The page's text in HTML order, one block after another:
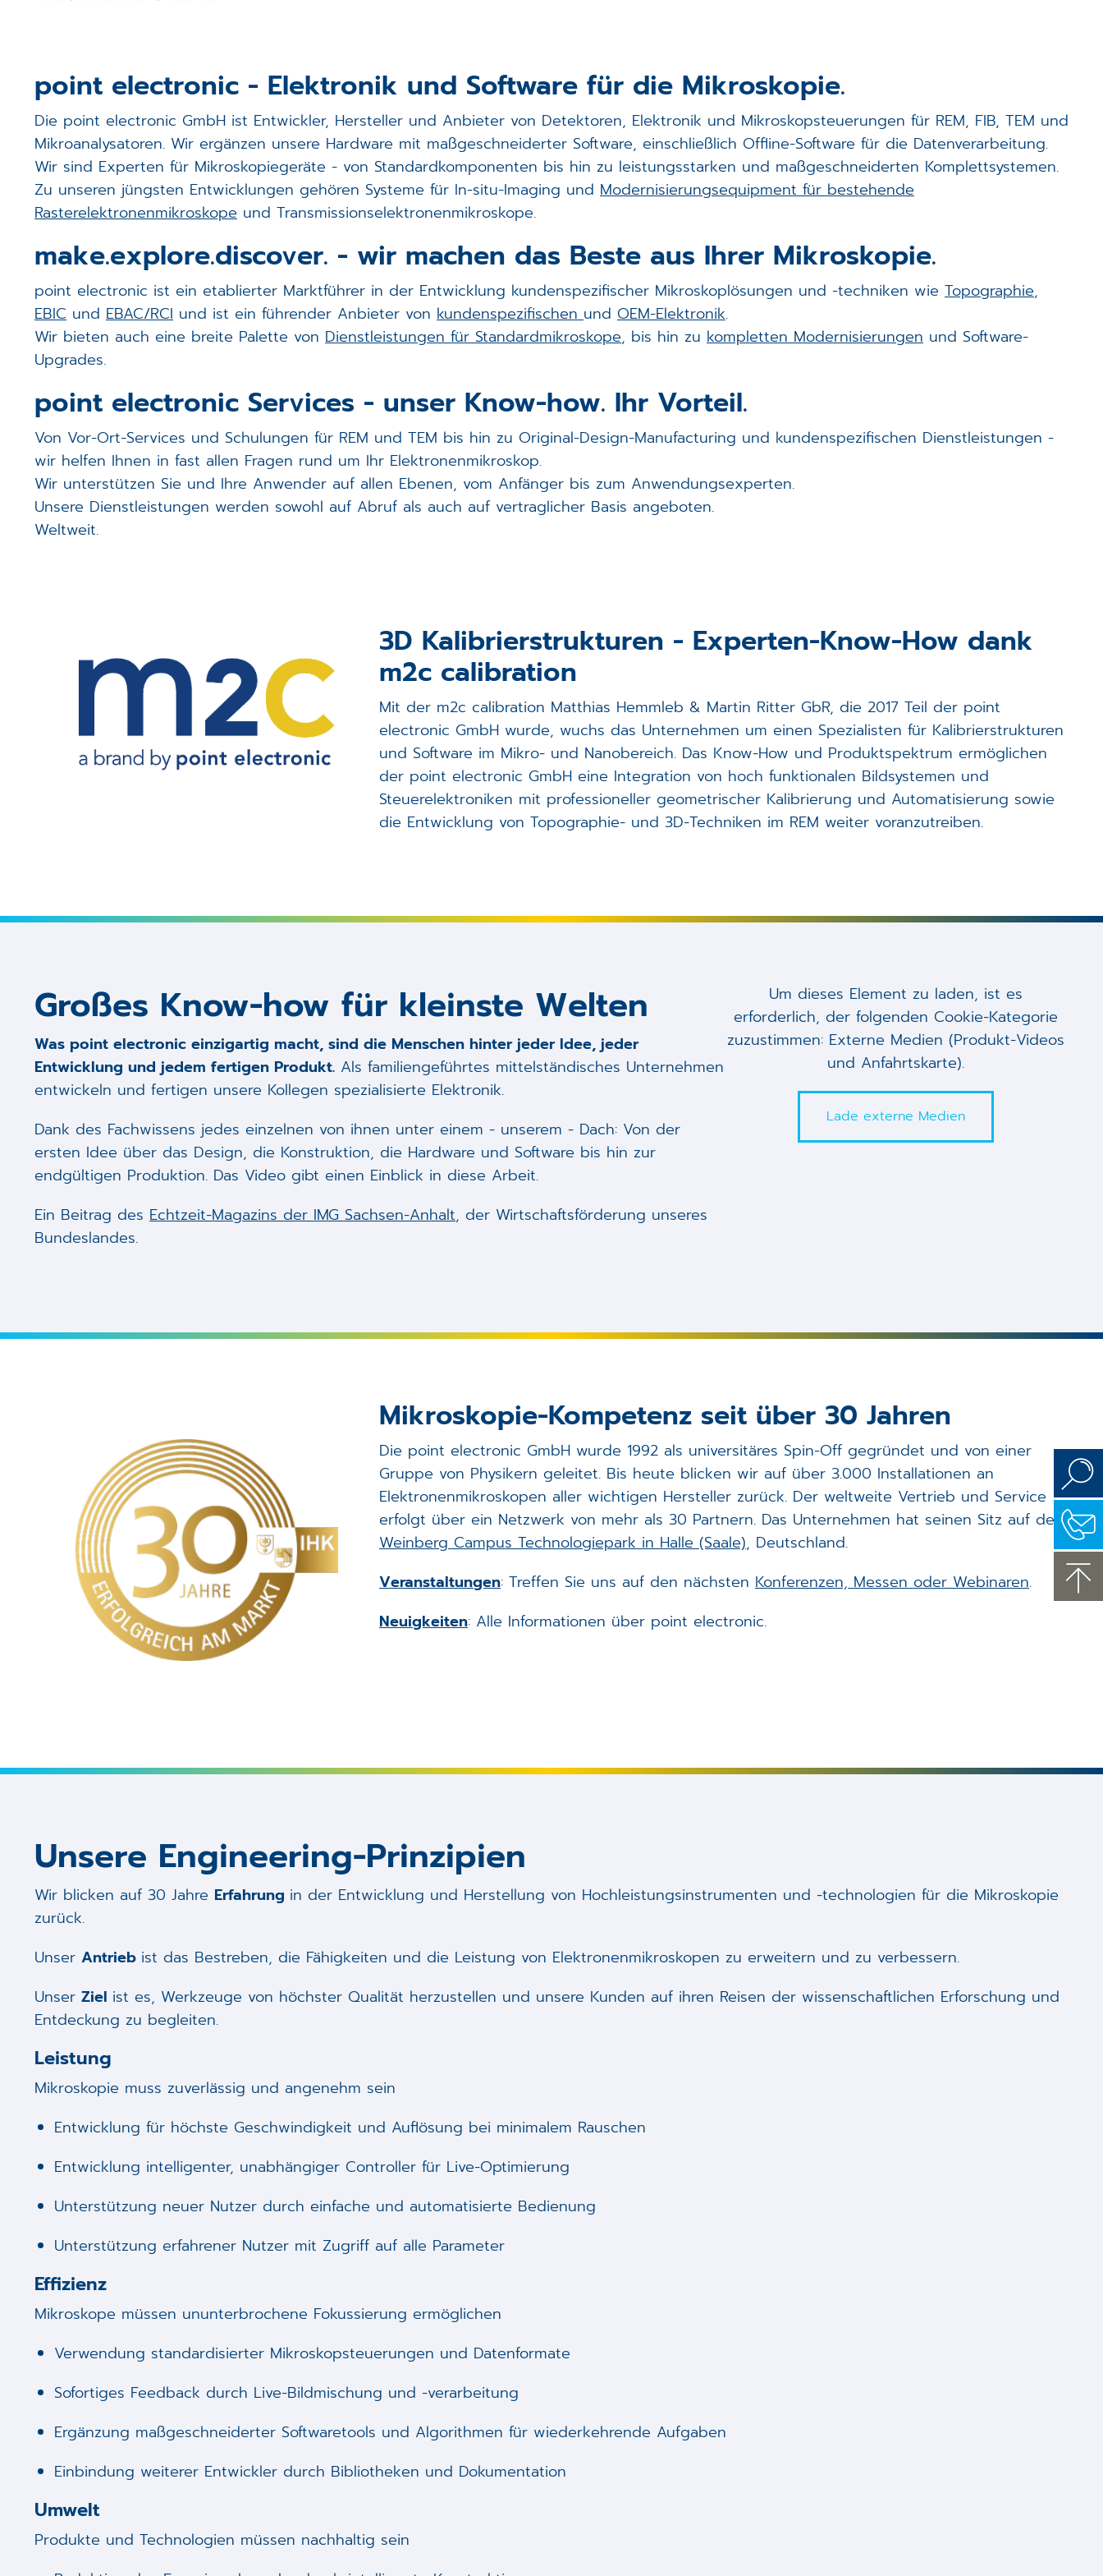
STEM Counting
Digitale Signal­verarbeitung
Magnetfelddämpfung (Spicer Consulting)
Detektoren (Bruker)
Kunden-spezifische Elektroniken
Trackball Panel
DISS6 REM Scan Controller
Stage Controller
Vakuum Controller
External Trigger Interface (ETI)
EFA Controller
TEM Scan Controller - redirect
Software DISS6
SampleNav
microDIP
microCal
microShape
Downloads
Förderprojekte
point electronic - Elektronik und Software für die Mikroskopie.
Die point electronic GmbH ist Entwickler, Hersteller und Anbieter von Detektoren, Elektronik und Mikroskopsteuerungen für REM, FIB, TEM und
Mikroanalysatoren. Wir ergänzen unsere Hardware mit maßgeschneiderter Software, einschließlich Offline-Software für die Datenverarbeitung.
Wir sind Experten für Mikroskopiegeräte - von Standardkomponenten bis hin zu leistungsstarken und maßgeschneiderten Komplettsystemen.
Zu unseren jüngsten Entwicklungen gehören Systeme für In-situ-Imaging und Modernisierungsequipment für bestehende
Rasterelektronenmikroskope und Transmissionselektronenmikroskope.
make.explore.discover. - wir machen das Beste aus Ihrer Mikroskopie.
point electronic ist ein etablierter Marktführer in der Entwicklung kundenspezifischer Mikroskoplösungen und -techniken wie Topographie,
EBIC und EBAC/RCI und ist ein führender Anbieter von kundenspezifischen und OEM-Elektronik.
Wir bieten auch eine breite Palette von Dienstleistungen für Standardmikroskope, bis hin zu kompletten Modernisierungen und Software-
Upgrades.
point electronic Services - unser Know-how. Ihr Vorteil.
Von Vor-Ort-Services und Schulungen für REM und TEM bis hin zu Original-Design-Manufacturing und kundenspezifischen Dienstleistungen -
wir helfen Ihnen in fast allen Fragen rund um Ihr Elektronenmikroskop.
Wir unterstützen Sie und Ihre Anwender auf allen Ebenen, vom Anfänger bis zum Anwendungsexperten.
Unsere Dienstleistungen werden sowohl auf Abruf als auch auf vertraglicher Basis angeboten.
Weltweit.
3D Kalibrierstrukturen - Experten-Know-How dank
m2c calibration
Mit der m2c calibration Matthias Hemmleb & Martin Ritter GbR, die 2017 Teil der point
electronic GmbH wurde, wuchs das Unternehmen um einen Spezialisten für Kalibrierstrukturen
und Software im Mikro- und Nanobereich. Das Know-How und Produktspektrum ermöglichen
der point electronic GmbH eine Integration von hoch funktionalen Bildsystemen und
Steuerelektroniken mit professioneller geometrischer Kalibrierung und Automatisierung sowie
die Entwicklung von Topographie- und 3D-Techniken im REM weiter voranzutreiben.
Um dieses Element zu laden, ist es
erforderlich, der folgenden Cookie-Kategorie
zuzustimmen: Externe Medien (Produkt-Videos
und Anfahrtskarte).
Lade externe Medien
Großes Know-how für kleinste Welten
Was point electronic einzigartig macht, sind die Menschen hinter jeder Idee, jeder
Entwicklung und jedem fertigen Produkt. Als familiengeführtes mittelständisches Unternehmen
entwickeln und fertigen unsere Kollegen spezialisierte Elektronik.
Dank des Fachwissens jedes einzelnen von ihnen unter einem - unserem - Dach: Von der
ersten Idee über das Design, die Konstruktion, die Hardware und Software bis hin zur
endgültigen Produktion. Das Video gibt einen Einblick in diese Arbeit.
Ein Beitrag des Echtzeit-Magazins der IMG Sachsen-Anhalt, der Wirtschaftsförderung unseres
Bundeslandes.
Mikroskopie-Kompetenz seit über 30 Jahren
Die point electronic GmbH wurde 1992 als universitäres Spin-Off gegründet und von einer
Gruppe von Physikern geleitet. Bis heute blicken wir auf über 3.000 Installationen an
Elektronenmikroskopen aller wichtigen Hersteller zurück. Der weltweite Vertrieb und Service
erfolgt über ein Netzwerk von mehr als 30 Partnern. Das Unternehmen hat seinen Sitz auf dem
Weinberg Campus Technologiepark in Halle (Saale), Deutschland.
Veranstaltungen: Treffen Sie uns auf den nächsten Konferenzen, Messen oder Webinaren.
Neuigkeiten: Alle Informationen über point electronic.
Unsere Engineering-Prinzipien
Wir blicken auf 30 Jahre Erfahrung in der Entwicklung und Herstellung von Hochleistungsinstrumenten und -technologien für die Mikroskopie
zurück.
Unser Antrieb ist das Bestreben, die Fähigkeiten und die Leistung von Elektronenmikroskopen zu erweitern und zu verbessern.
Unser Ziel ist es, Werkzeuge von höchster Qualität herzustellen und unsere Kunden auf ihren Reisen der wissenschaftlichen Erforschung und
Entdeckung zu begleiten.
Leistung
Mikroskopie muss zuverlässig und angenehm sein
Entwicklung für höchste Geschwindigkeit und Auflösung bei minimalem Rauschen
Entwicklung intelligenter, unabhängiger Controller für Live-Optimierung
Unterstützung neuer Nutzer durch einfache und automatisierte Bedienung
Unterstützung erfahrener Nutzer mit Zugriff auf alle Parameter
Effizienz
Mikroskope müssen ununterbrochene Fokussierung ermöglichen
Verwendung standardisierter Mikroskopsteuerungen und Datenformate
Sofortiges Feedback durch Live-Bildmischung und -verarbeitung
Ergänzung maßgeschneiderter Softwaretools und Algorithmen für wiederkehrende Aufgaben
Einbindung weiterer Entwickler durch Bibliotheken und Dokumentation
Umwelt
Produkte und Technologien müssen nachhaltig sein